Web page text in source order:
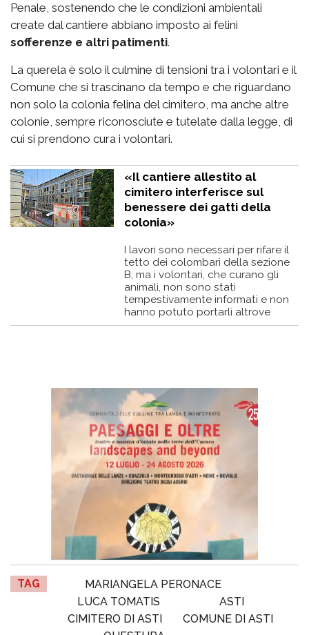
Penale, sostenendo che le condizioni ambientali
create dal cantiere abbiano imposto ai felini
sofferenze e altri patimenti.
La querela è solo il culmine di tensioni tra i volontari e il
Comune che si trascinano da tempo e che riguardano
non solo la colonia felina del cimitero, ma anche altre
colonie, sempre riconosciute e tutelate dalla legge, di
cui si prendono cura i volontari.
«Il cantiere allestito al
cimitero interferisce sul
benessere dei gatti della
colonia»
I lavori sono necessari per rifare il
tetto dei colombari della sezione
B, ma i volontari, che curano gli
animali, non sono stati
tempestivamente informati e non
hanno potuto portarli altrove
TAG
MARIANGELA PERONACE
LUCA TOMATIS
ASTI
CIMITERO DI ASTI
COMUNE DI ASTI